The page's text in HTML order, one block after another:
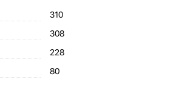
310
308
228
80